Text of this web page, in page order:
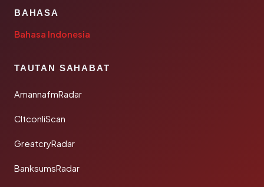
BAHASA
Bahasa Indonesia
TAUTAN SAHABAT
AmannafmRadar
CltconliScan
GreatcryRadar
BanksumsRadar